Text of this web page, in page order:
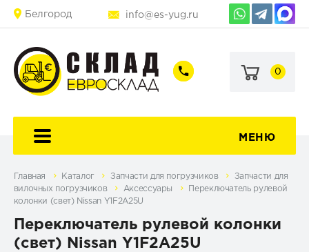
Белгород info@es-yug.ru
+7
60-
+7
69-
0
МЕНЮ
Главная Каталог Запчасти для погрузчиков
Запчасти для
вилочных погрузчиков
Аксессуары
Переключатель рулевой
колонки (свет) Nissan Y1F2A25U
Переключатель рулевой колонки
(свет) Nissan Y1F2A25U